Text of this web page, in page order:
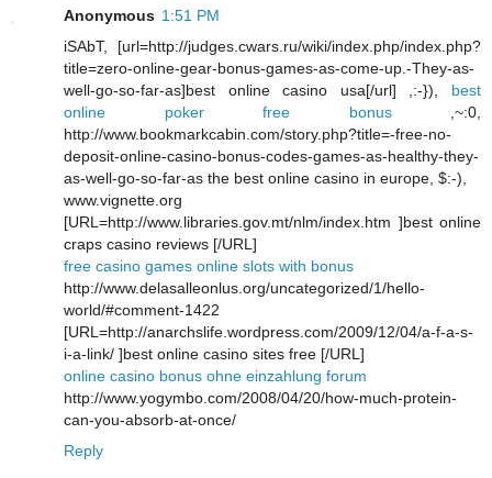
Anonymous 1:51 PM
iSAbT, [url=http://judges.cwars.ru/wiki/index.php/index.php?
title=zero-online-gear-bonus-games-as-come-up.-They-as-
well-go-so-far-as]best online casino usa[/url] ,:-}), best
online poker free bonus,~:0,
http://www.bookmarkcabin.com/story.php?title=-free-no-
deposit-online-casino-bonus-codes-games-as-healthy-they-
as-well-go-so-far-as the best online casino in europe, $:-),
www.vignette.org
[URL=http://www.libraries.gov.mt/nlm/index.htm ]best online
craps casino reviews [/URL]
free casino games online slots with bonus
http://www.delasalleonlus.org/uncategorized/1/hello-
world/#comment-1422
[URL=http://anarchslife.wordpress.com/2009/12/04/a-f-a-s-
i-a-link/ ]best online casino sites free [/URL]
online casino bonus ohne einzahlung forum
http://www.yogymbo.com/2008/04/20/how-much-protein-
can-you-absorb-at-once/
Reply